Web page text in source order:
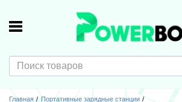
Главная Портативные зарядные станции